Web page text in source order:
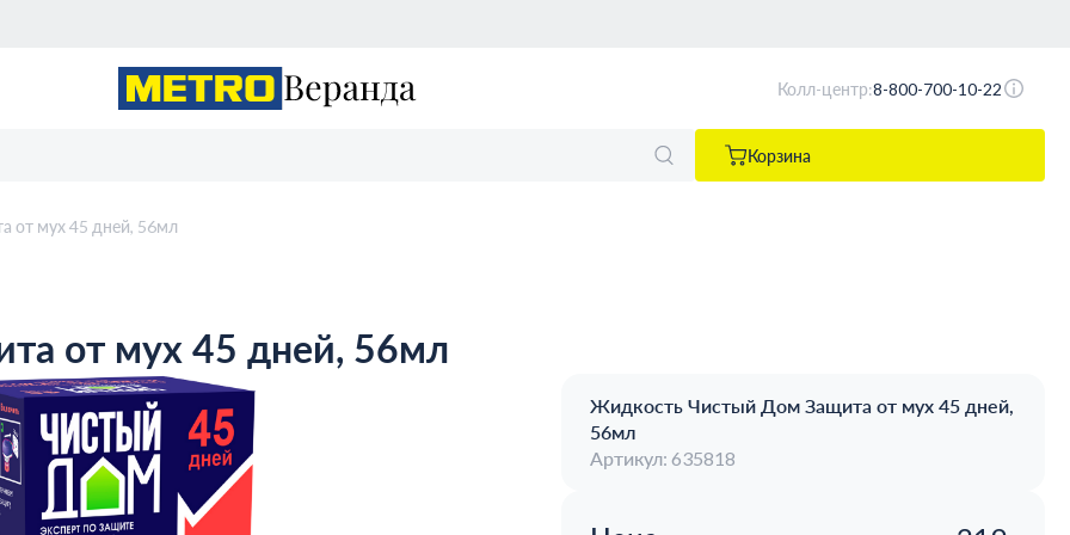
Колл-центр:8-800-700-10-22
Корзина
от мух 45 дней, 56мл
от мух 45 дней, 56мл
Жидкость Чистый Дом Защита от мух 45 дней,
56мл
Артикул: 635818